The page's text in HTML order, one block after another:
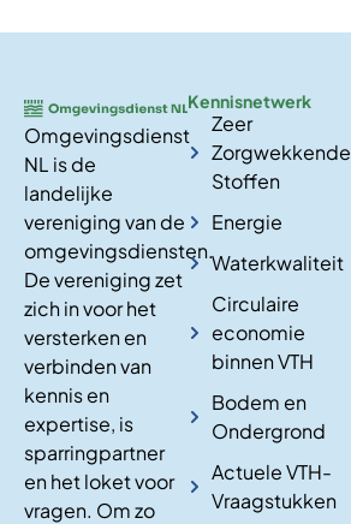
Omgevingsdienst
NL is de
landelijke
vereniging van de
omgevingsdiensten.
De vereniging zet
zich in voor het
versterken en
verbinden van
kennis en
expertise, is
sparringpartner
en het loket voor
vragen. Om zo
Kennisnetwerk
Zeer
Zorgwekkende
Stoffen
Energie
Waterkwaliteit
Circulaire
economie
binnen VTH
Bodem en
Ondergrond
Actuele VTH-
Vraagstukken